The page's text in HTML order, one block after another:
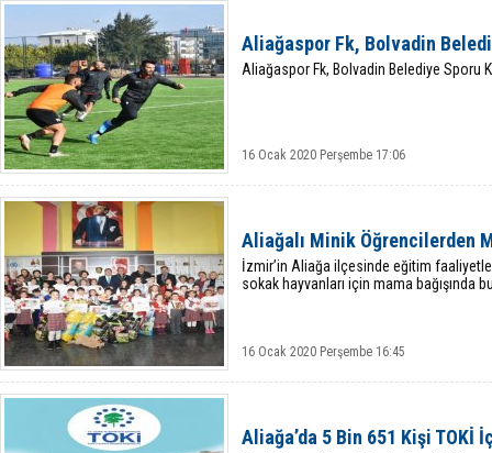
Aliağaspor Fk, Bolvadin
Aliağaspor Fk, Bolvadin Belediye Sporu
16 Ocak 2020 Perşembe 17:06
Aliağalı Minik Öğrencilerden
İzmir’in Aliağa ilçesinde eğitim
sokak hayvanları için mama bağışında
16 Ocak 2020 Perşembe 16:45
Aliağa’da 5 Bin 651 Kişi TOKİ